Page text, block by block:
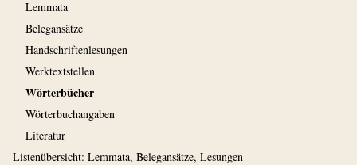
Lemmata
Belegansätze
Handschriftenlesungen
Werktextstellen
Wörterbücher
Wörterbuchangaben
Literatur
Listenübersicht: Lemmata, Belegansätze, Lesungen